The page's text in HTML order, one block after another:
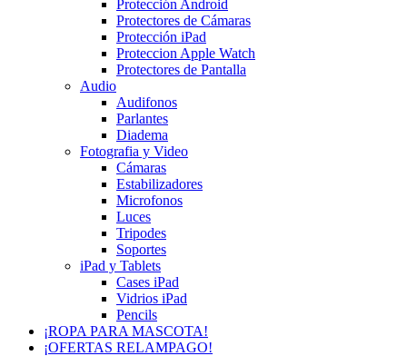
Protección Android
Protectores de Cámaras
Protección iPad
Proteccion Apple Watch
Protectores de Pantalla
Audio
Audifonos
Parlantes
Diadema
Fotografia y Video
Cámaras
Estabilizadores
Microfonos
Luces
Tripodes
Soportes
iPad y Tablets
Cases iPad
Vidrios iPad
Pencils
¡ROPA PARA MASCOTA!
¡OFERTAS RELAMPAGO!